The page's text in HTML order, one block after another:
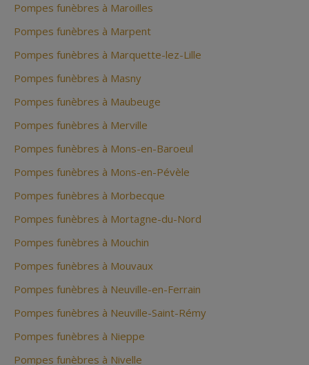
Pompes funèbres à Maroilles
Pompes funèbres à Marpent
Pompes funèbres à Marquette-lez-Lille
Pompes funèbres à Masny
Pompes funèbres à Maubeuge
Pompes funèbres à Merville
Pompes funèbres à Mons-en-Baroeul
Pompes funèbres à Mons-en-Pévèle
Pompes funèbres à Morbecque
Pompes funèbres à Mortagne-du-Nord
Pompes funèbres à Mouchin
Pompes funèbres à Mouvaux
Pompes funèbres à Neuville-en-Ferrain
Pompes funèbres à Neuville-Saint-Rémy
Pompes funèbres à Nieppe
Pompes funèbres à Nivelle